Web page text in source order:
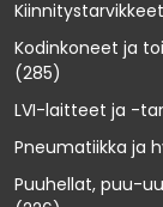
Kiinnitystarvikkeet
Kodinkoneet ja
(285)
LVI-laitteet ja -
Pneumatiikka ja
Puuhellat, puu-